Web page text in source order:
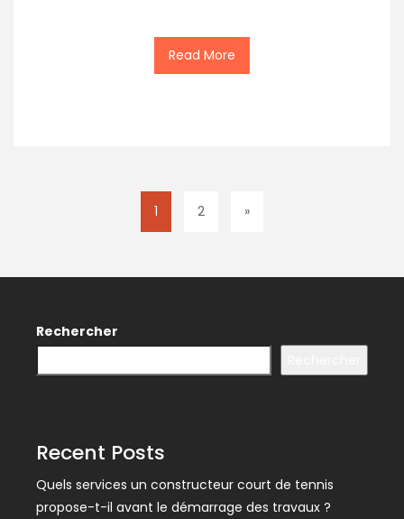
Read More
1 2 »
Rechercher
Recent Posts
Quels services un constructeur court de tennis
propose-t-il avant le démarrage des travaux ?